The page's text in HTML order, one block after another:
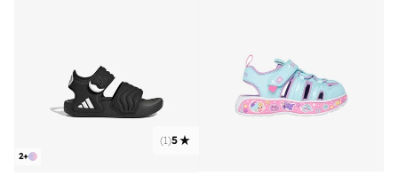
+
2
5
(
1
)